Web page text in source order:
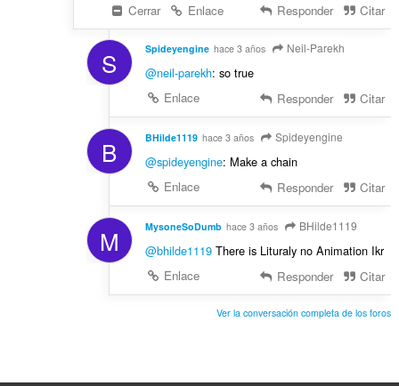
Cerrar
Enlace Responder Citar
S Spideyengine hace 3 años Neil-Parekh
@neil-parekh: so true
Enlace
Responder Citar
B BHilde1119 hace 3 años Spideyengine
@spideyengine: Make a chain
Enlace
Responder Citar
M MysoneSoDumb hace 3 años BHilde1119
@bhilde1119There is Lituraly no Animation Ikr
Enlace
Responder Citar
Ver la conversación completa de los foros